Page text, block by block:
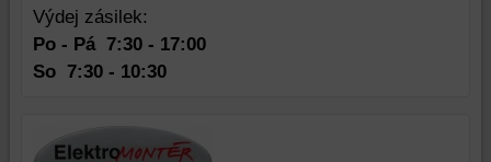
Výdej zásilek:
Po - Pá 7:30 - 17:00
So7:30 - 10:30
widgety
atd.